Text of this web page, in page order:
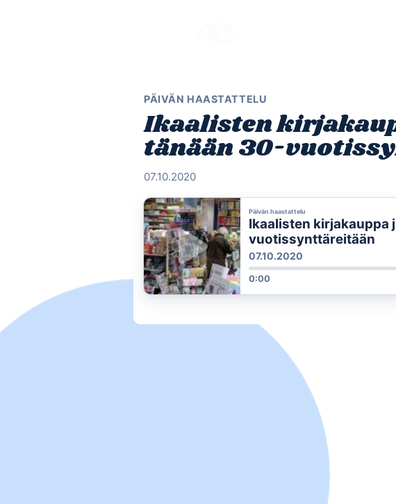
PÄIVÄN HAASTATTELU
Ikaalisten
tänään 30-
07.10.2020
Päivän haastattelu
Ikaalisten kirjakauppa
vuotissynttäreitään
07.10.2020
0:00